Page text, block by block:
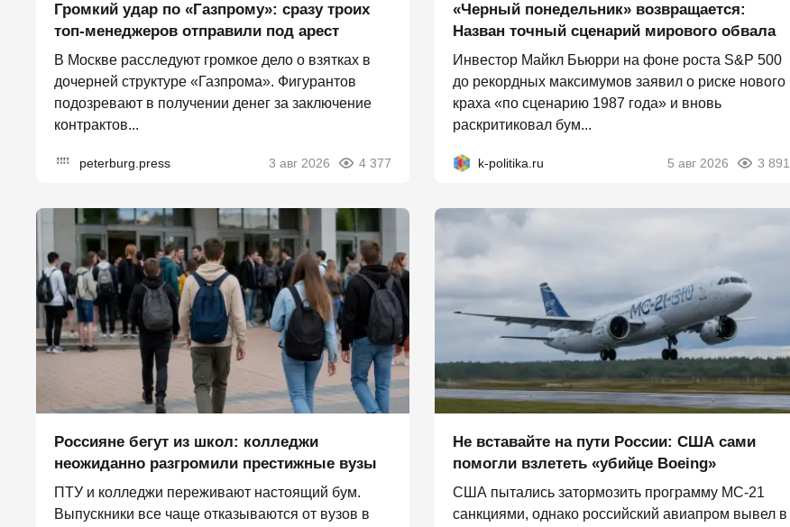
Громкий удар по «Газпрому»: сразу троих
топ-менеджеров отправили под арест
В Москве расследуют громкое дело о взятках в
дочерней структуре «Газпрома». Фигурантов
подозревают в получении денег за заключение
контрактов...
peterburg.press 3 авг 2026 4 377
«Черный понедельник» возвращается:
Назван точный сценарий мирового обвала
Инвестор Майкл Бьюрри на фоне роста S&P 500
до рекордных максимумов заявил о риске нового
краха «по сценарию 1987 года» и вновь
раскритиковал бум...
k-politika.ru 5 авг 2026 3 891
Россияне бегут из школ: колледжи
неожиданно разгромили престижные вузы
ПТУ и колледжи переживают настоящий бум.
Выпускники все чаще отказываются от вузов в
Не вставайте на пути России: США сами
помогли взлететь «убийце Boeing»
США пытались затормозить программу МС-21
санкциями, однако российский авиапром вывел в